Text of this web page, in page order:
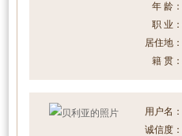
年 龄：
职 业：
居住地：
籍 贯：
用户名：
诚信度：